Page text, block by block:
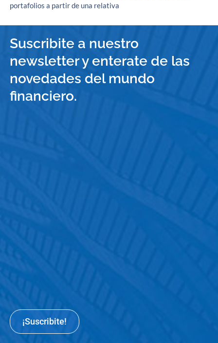
portafolios a partir de una relativa
Suscribite a nuestro
newsletter y enterate de las
novedades del mundo
financiero.
¡Suscribite!